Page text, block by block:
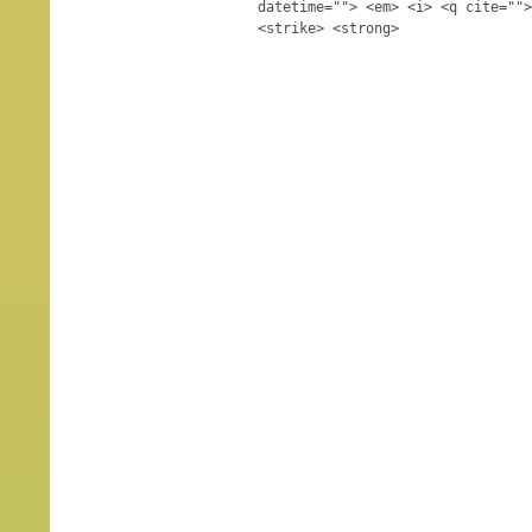
datetime=""> <em> <i> <q
<strike> <strong>